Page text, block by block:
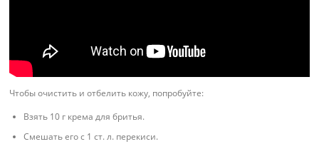
Чтобы очистить и отбелить кожу, попробуйте:
Взять 10 г крема для бритья.
Смешать его с 1 ст. л. перекиси.